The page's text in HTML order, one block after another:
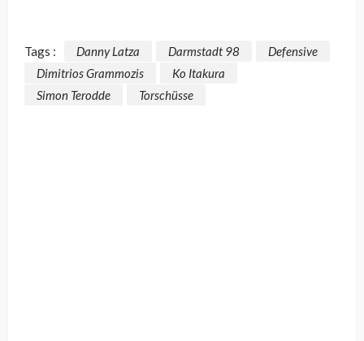
Tags : Danny Latza Darmstadt 98
Defensive
Dimitrios Grammozis
Ko Itakura
Simon Terodde
Torschüsse